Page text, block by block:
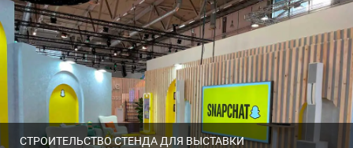
СТРОИТЕЛЬСТВО СТЕНДА ДЛЯ ВЫСТАВКИ